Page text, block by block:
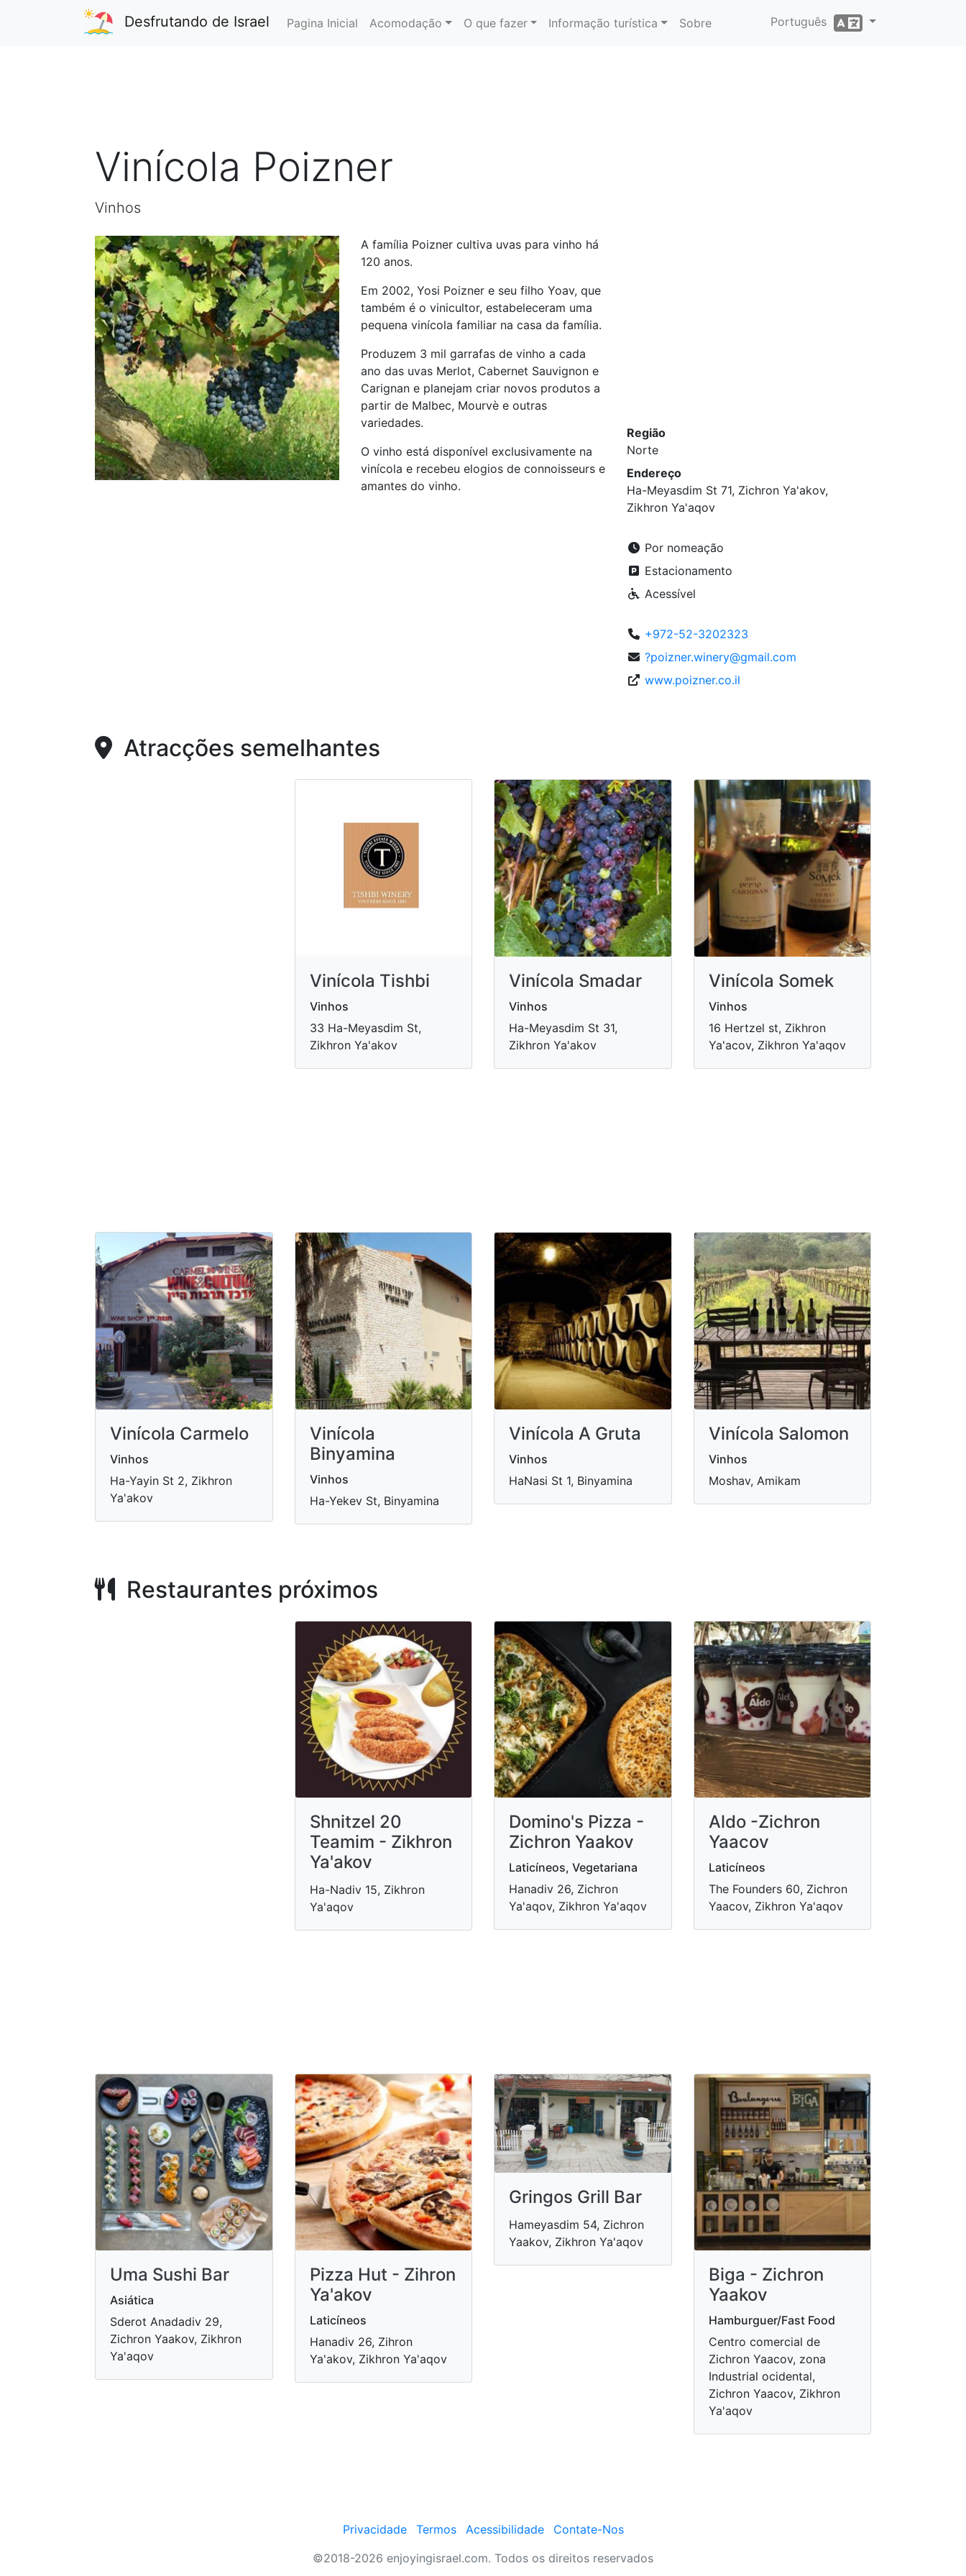
Desfrutando de Israel Pagina Inicial Acomodação O que fazer Informação turística Sobre Português
Vinícola Poizner
Vinhos
A família Poizner cultiva uvas para vinho há
120 anos.
Em 2002, Yosi Poizner e seu filho Yoav, que
também é o vinicultor, estabeleceram uma
pequena vinícola familiar na casa da família.
Produzem 3 mil garrafas de vinho a cada
ano das uvas Merlot, Cabernet Sauvignon e
Carignan e planejam criar novos produtos a
partir de Malbec, Mourvè e outras
variedades.
O vinho está disponível exclusivamente na
vinícola e recebeu elogios de connoisseurs e
amantes do vinho.
Região
Norte
Endereço
Ha-Meyasdim St 71, Zichron Ya'akov,
Zikhron Ya'aqov
Por nomeação
Estacionamento
Acessível
+972-52-3202323
?poizner.winery@gmail.com
www.poizner.co.il
Atracções semelhantes
Vinícola Tishbi
Vinhos
33 Ha-Meyasdim St,
Zikhron Ya'akov
Vinícola Smadar
Vinhos
Ha-Meyasdim St 31,
Zikhron Ya'akov
Vinícola Somek
Vinhos
16 Hertzel st, Zikhron
Ya'acov, Zikhron Ya'aqov
Vinícola Carmelo
Vinhos
Ha-Yayin St 2, Zikhron
Ya'akov
Vinícola
Binyamina
Vinhos
Ha-Yekev St, Binyamina
Vinícola A Gruta
Vinhos
HaNasi St 1, Binyamina
Vinícola Salomon
Vinhos
Moshav, Amikam
Restaurantes próximos
Shnitzel 20
Teamim - Zikhron
Ya'akov
Ha-Nadiv 15, Zikhron
Ya'aqov
Domino's Pizza -
Zichron Yaakov
Laticíneos, Vegetariana
Hanadiv 26, Zichron
Ya'aqov, Zikhron Ya'aqov
Aldo -Zichron
Yaacov
Laticíneos
The Founders 60, Zichron
Yaacov, Zikhron Ya'aqov
Uma Sushi Bar
Asiática
Sderot Anadadiv 29,
Zichron Yaakov, Zikhron
Ya'aqov
Pizza Hut - Zihron
Ya'akov
Laticíneos
Hanadiv 26, Zihron
Ya'akov, Zikhron Ya'aqov
Gringos Grill Bar
Hameyasdim 54, Zichron
Yaakov, Zikhron Ya'aqov
Biga - Zichron
Yaakov
Hamburguer/Fast Food
Centro comercial de
Zichron Yaacov, zona
Industrial ocidental,
Zichron Yaacov, Zikhron
Ya'aqov
Privacidade Termos Acessibilidade
Contate-Nos
©2018-2026 enjoyingisrael.com. Todos os direitos reservados